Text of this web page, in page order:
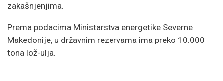
zakašnjenjima.
Prema podacima Ministarstva energetike Severne
Makedonije, u državnim rezervama ima preko 10.000
tona lož-ulja.